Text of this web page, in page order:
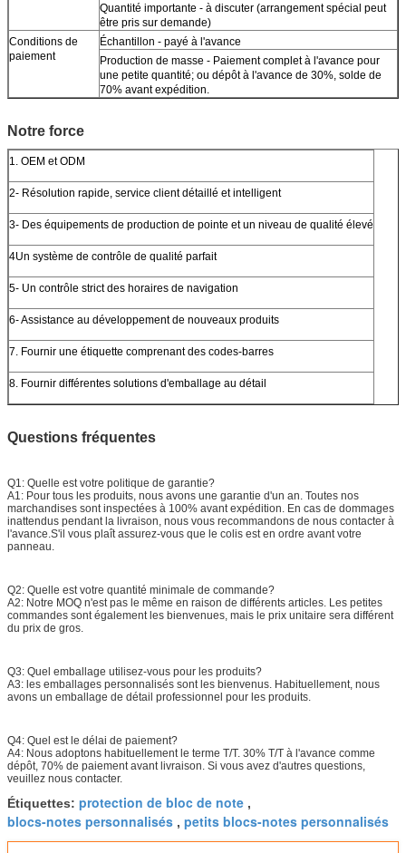
Quantité importante - à discuter (arrangement spécial peut
être pris sur demande)
Conditions de
paiement
Échantillon - payé à l'avance
Production de masse - Paiement complet à l'avance pour
une petite quantité; ou dépôt à l'avance de 30%, solde de
70% avant expédition.
Notre force
1. OEM et ODM
2- Résolution rapide, service client détaillé et intelligent
3- Des équipements de production de pointe et un niveau de qualité élevé
4Un système de contrôle de qualité parfait
5- Un contrôle strict des horaires de navigation
6- Assistance au développement de nouveaux produits
7. Fournir une étiquette comprenant des codes-barres
8. Fournir différentes solutions d'emballage au détail
Questions fréquentes
Q1: Quelle est votre politique de garantie?
A1: Pour tous les produits, nous avons une garantie d'un an. Toutes nos
marchandises sont inspectées à 100% avant expédition. En cas de dommages
inattendus pendant la livraison, nous vous recommandons de nous contacter à
l'avance.S'il vous plaît assurez-vous que le colis est en ordre avant votre
panneau.
Q2: Quelle est votre quantité minimale de commande?
A2: Notre MOQ n'est pas le même en raison de différents articles. Les petites
commandes sont également les bienvenues, mais le prix unitaire sera différent
du prix de gros.
Q3: Quel emballage utilisez-vous pour les produits?
A3: les emballages personnalisés sont les bienvenus. Habituellement, nous
avons un emballage de détail professionnel pour les produits.
Q4: Quel est le délai de paiement?
A4: Nous adoptons habituellement le terme T/T. 30% T/T à l'avance comme
dépôt, 70% de paiement avant livraison. Si vous avez d'autres questions,
veuillez nous contacter.
Étiquettes: protection de bloc de note ,
blocs-notes personnalisés , petits blocs-notes personnalisés